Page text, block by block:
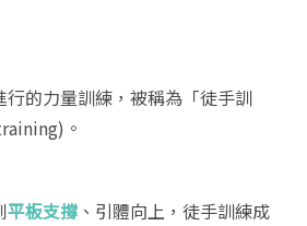
行的力量訓練，被稱為「徒手訓
。
平板支撐 、引體向上，徒手訓練成